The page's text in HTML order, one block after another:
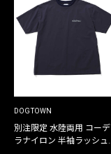
DOGTOWN
別注限定 水陸両用 コーデ
ラナイロン 半袖ラッシュガ